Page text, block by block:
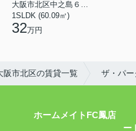
1SLDK (60.09㎡)
32万円
阪市北区の賃貸一覧 ザ・パ
ホームメイトFC鳳
ー